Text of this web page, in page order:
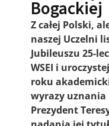
Bogackiej
Z całej Polski,
naszej Uczelni
Jubileuszu 25-
WSEI i
roku
wyrazy uznania
Prezydent